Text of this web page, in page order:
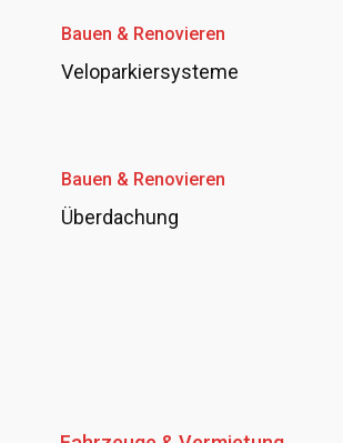
Bauen & Renovieren
Veloparkiersysteme
Bauen & Renovieren
Überdachung